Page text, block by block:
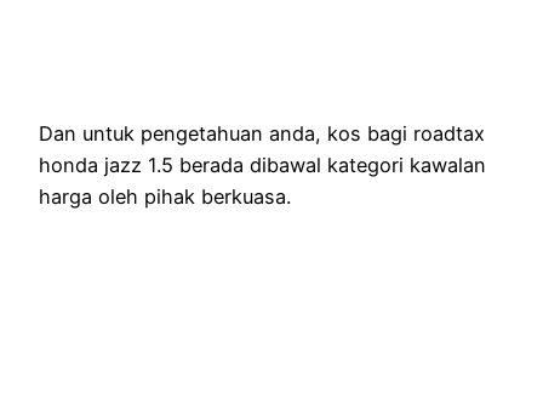
Dan untuk pengetahuan anda, kos bagi roadtax
honda jazz 1.5 berada dibawal kategori kawalan
harga oleh pihak berkuasa.